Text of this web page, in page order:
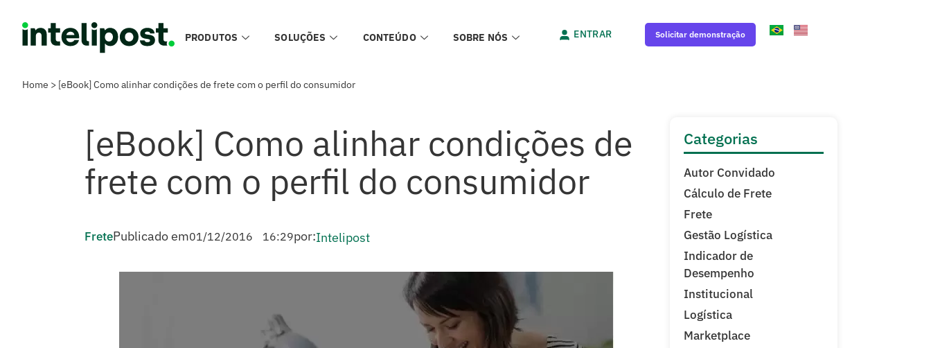
PRODUTOS SOLUÇÕES CONTEÚDO SOBRE NÓS ENTRAR Solicitar demonstração
Home > [eBook] Como alinhar condições de frete com o perfil do consumidor
[eBook] Como alinhar condições de
frete com o perfil do consumidor
FretePublicado em01/12/2016 16:29por:Intelipost
Categorias
Autor Convidado
Cálculo de Frete
Frete
Gestão Logística
Indicador de
Desempenho
Institucional
Logística
Marketplace